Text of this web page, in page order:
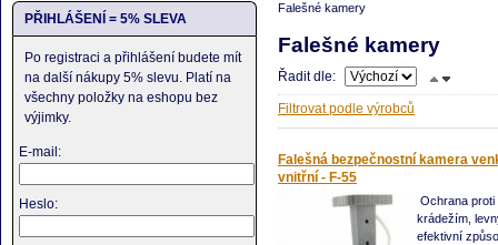
Falešné kamery
Falešné kamery
Řadit dle:
Filtrovat podle výrobců
Falešná bezpečnostní kamera
vnitřní - F-55
Ochrana proti
krádežím,
efektivní
PŘIHLÁŠENÍ = 5% SLEVA
Po registraci a přihlášení budete mít
na další nákupy 5% slevu. Platí na
všechny položky na eshopu bez
výjimky.
E-mail:
Heslo: